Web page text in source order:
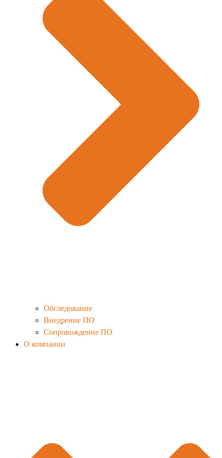
Обследование
Внедрение ПО
Сопровождение ПО
О компании